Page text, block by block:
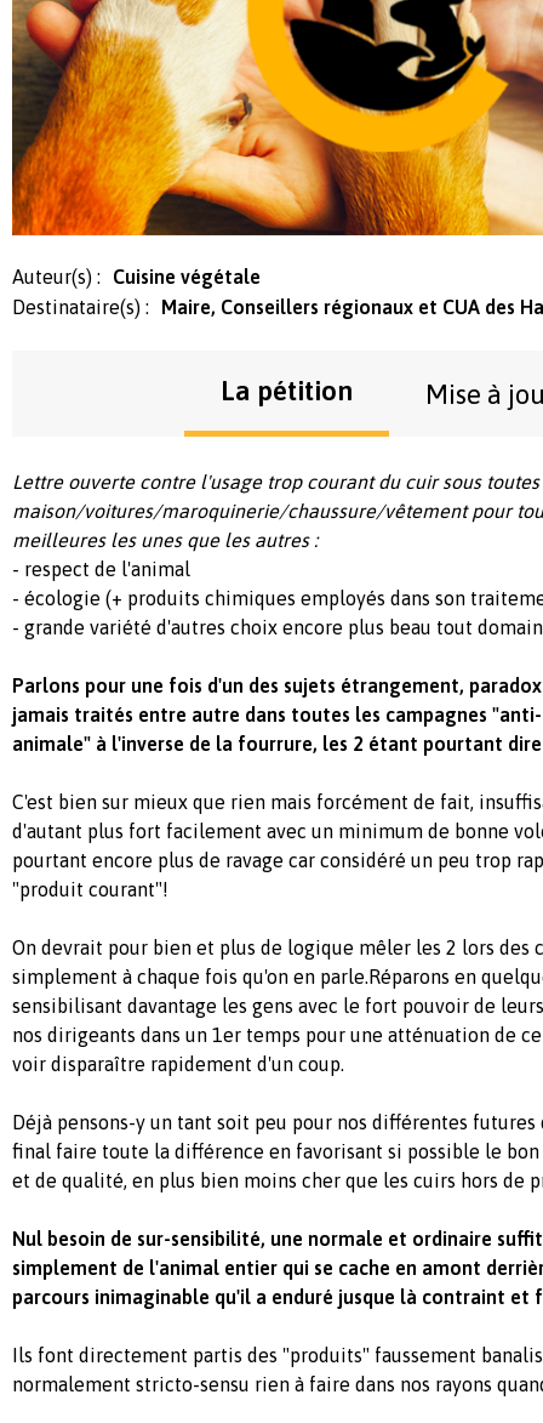
Auteur(s) :
Cuisine végétale
Destinataire(s) :
Maire, Conseillers régionaux et CUA des
La pétition Mise à
Lettre ouverte contre l'usage trop courant du cuir sous
maison/voitures/maroquinerie/chaussure/vêtement pour
meilleures les unes que les autres :
- respect de l'animal
- écologie (+ produits chimiques employés dans son
- grande variété d'autres choix encore plus beau tout
Parlons pour une fois d'un des sujets étrangement,
jamais traités entre autre dans toutes les campagnes
animale" à l'inverse de la fourrure, les 2 étant pourtant
C'est bien sur mieux que rien mais forcément de fait,
d'autant plus fort facilement avec un minimum de bonne
pourtant encore plus de ravage car considéré un peu trop
"produit courant"!
On devrait pour bien et plus de logique mêler les 2 lors des
simplement à chaque fois qu'on en parle.Réparons en
sensibilisant davantage les gens avec le fort pouvoir de
nos dirigeants dans un 1er temps pour une atténuation de
voir disparaître rapidement d'un coup.
Déjà pensons-y un tant soit peu pour nos différentes futures
final faire toute la différence en favorisant si possible le
et de qualité, en plus bien moins cher que les cuirs hors de
Nul besoin de sur-sensibilité, une normale et ordinaire
simplement de l'animal entier qui se cache en amont
parcours inimaginable qu'il a enduré jusque là contraint et
Ils font directement partis des "produits" faussement
normalement stricto-sensu rien à faire dans nos rayons